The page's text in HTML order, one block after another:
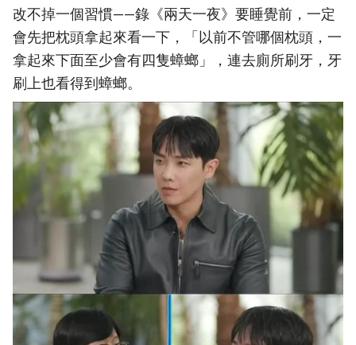
改不掉一個習慣——錄《兩天一夜》要睡覺前，一定
會先把枕頭拿起來看一下，「以前不管哪個枕頭，一
拿起來下面至少會有四隻蟑螂」，連去廁所刷牙，牙
刷上也看得到蟑螂。